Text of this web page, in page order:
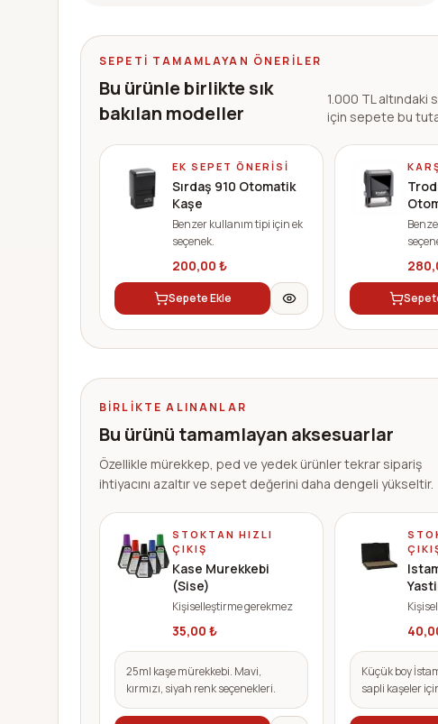
SEPETI TAMAMLAYAN ÖNERILER
Bu ürünle birlikte sık
bakılan modeller
1.000 TL altındaki
için sepete bu
EK SEPET ÖNERISI
Sırdaş 910 Otomatik
Kaşe
Benzer kullanım tipi için ek
seçenek.
200,00 ₺
Sepete Ekle
BIRLIKTE ALINANLAR
Bu ürünü tamamlayan aksesuarlar
Özellikle mürekkep, ped ve yedek ürünler tekrar sipariş
ihtiyacını azaltır ve sepet değerini daha dengeli yükseltir.
STOKTAN HIZLI
ÇIKIŞ
Kase Murekkebi
(Sise)
Kişiselleştirme gerekmez
35,00 ₺
25ml kaşe mürekkebi. Mavi,
kırmızı, siyah renk seçenekleri.
Küçük boy
sapli kaşeler